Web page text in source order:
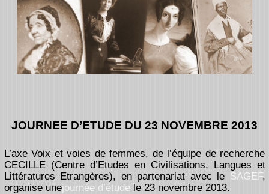
JOURNEE D’ETUDE DU 23 NOVEMBRE 2013
L’axe Voix et voies de femmes, de l’équipe de recherche
CECILLE (Centre d’Etudes en Civilisations, Langues et
Littératures Etrangères), en partenariat avec le SAGEF,
organise unejournée d’étude le 23 novembre 2013.